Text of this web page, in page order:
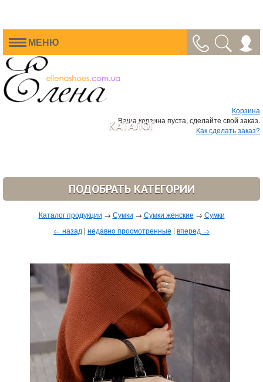
МЕНЮ
Корзина
Ваша корзина пуста, сделайте свой заказ.
Как сделать заказ?
КАТАЛОГ
ПОДОБРАТЬ КАТЕГОРИИ
Каталог продукции → Сумки → Сумки женские → Сумки
← назад | недавно просмотренные | вперед →